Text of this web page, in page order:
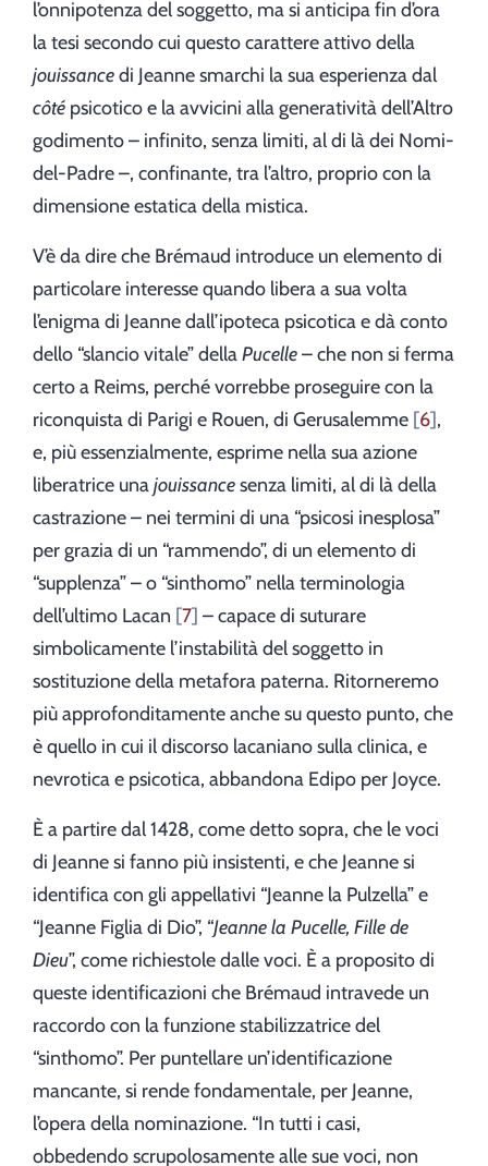
l’onnipotenza del soggetto, ma si anticipa fin d’ora
la tesi secondo cui questo carattere attivo della
jouissancedi Jeanne smarchi la sua esperienza dal
côté psicotico e la avvicini alla generatività dell’Altro
godimento – infinito, senza limiti, al di là dei Nomi-
del-Padre –, confinante, tra l’altro, proprio con la
dimensione estatica della mistica.
V’è da dire che Brémaud introduce un elemento di
particolare interesse quando libera a sua volta
l’enigma di Jeanne dall’ipoteca psicotica e dà conto
dello “slancio vitale” dellaPucelle– che non si ferma
certo a Reims, perché vorrebbe proseguire con la
riconquista di Parigi e Rouen, di Gerusalemme 6 ,
e, più essenzialmente, esprime nella sua azione
liberatrice unajouissancesenza limiti, al di là della
castrazione – nei termini di una “psicosi inesplosa”
per grazia di un “rammendo”, di un elemento di
“supplenza” – o “sinthomo” nella terminologia
dell’ultimo Lacan 7 – capace di suturare
simbolicamente l’instabilità del soggetto in
sostituzione della metafora paterna. Ritorneremo
più approfonditamente anche su questo punto, che
è quello in cui il discorso lacaniano sulla clinica, e
nevrotica e psicotica, abbandona Edipo per Joyce.
È a partire dal 1428, come detto sopra, che le voci
di Jeanne si fanno più insistenti, e che Jeanne si
identifica con gli appellativi “Jeanne la Pulzella” e
“Jeanne Figlia di Dio”, “Jeanne la Pucelle, Fille de
Dieu”, come richiestole dalle voci. È a proposito di
queste identificazioni che Brémaud intravede un
raccordo con la funzione stabilizzatrice del
“sinthomo”. Per puntellare un’identificazione
mancante, si rende fondamentale, per Jeanne,
l’opera della nominazione. “In tutti i casi,
obbedendo scrupolosamente alle sue voci, non